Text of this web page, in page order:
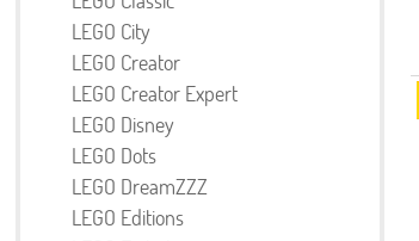
LEGO City
LEGO Creator
LEGO Creator Expert
LEGO Disney
LEGO Dots
LEGO DreamZZZ
LEGO Editions